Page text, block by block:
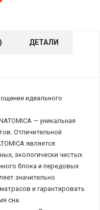
ДЕТАЛИ
идеального
— уникальная
Отличительной
является
экологически чистых
блока и передовых
значительно
и гарантировать
сна.